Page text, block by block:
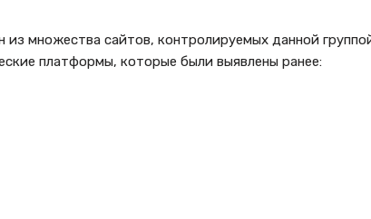
из множества сайтов, контролируемых данной
платформы, которые были выявлены ранее: